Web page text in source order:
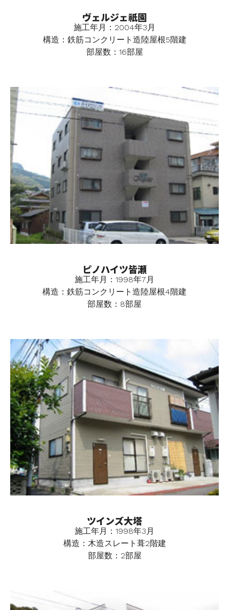
ヴェルジェ祇園
施工年月：2004年3月
構造：鉄筋コンクリート造陸屋根5階建
部屋数：16部屋
ピノハイツ皆瀬
施工年月：1998年7月
構造：鉄筋コンクリート造陸屋根4階建
部屋数：8部屋
ツインズ大塔
施工年月：1998年3月
構造：木造スレート葺2階建
部屋数：2部屋